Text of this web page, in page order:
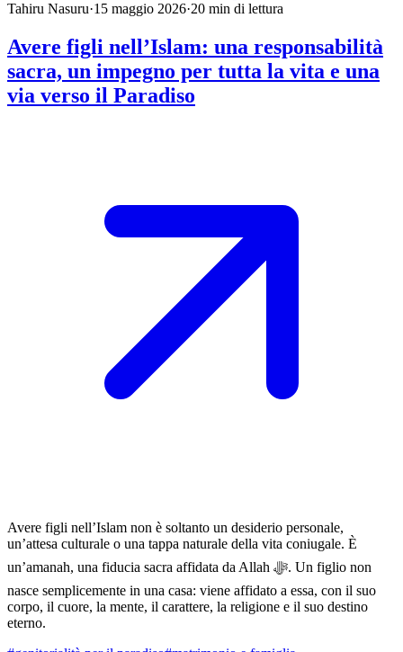
Tahiru Nasuru·15 maggio 2026·20 min di lettura
Avere figli nell’Islam: una responsabilità
sacra, un impegno per tutta la vita e una
via verso il Paradiso
Avere figli nell’Islam non è soltanto un desiderio personale,
un’attesa culturale o una tappa naturale della vita coniugale. È
un’amanah, una fiducia sacra affidata da Allah ﷻ. Un figlio non
nasce semplicemente in una casa: viene affidato a essa, con il suo
corpo, il cuore, la mente, il carattere, la religione e il suo destino
eterno.